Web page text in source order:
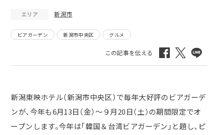
エリア 新潟市
ビアガーデン 新潟市中央区 グルメ
新潟東映ホテル（新潟市中央区）で毎年大好評のビアガーデ
ンが、今年も6月13日（金）～９月20日（土）の期間限定でオ
ープンします。今年は「韓国＆台湾ビアガーデン」と題し、ピ